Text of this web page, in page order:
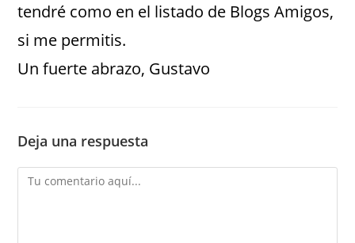
tendré como en el listado de Blogs Amigos,
si me permitis.
Un fuerte abrazo, Gustavo
Deja una respuesta